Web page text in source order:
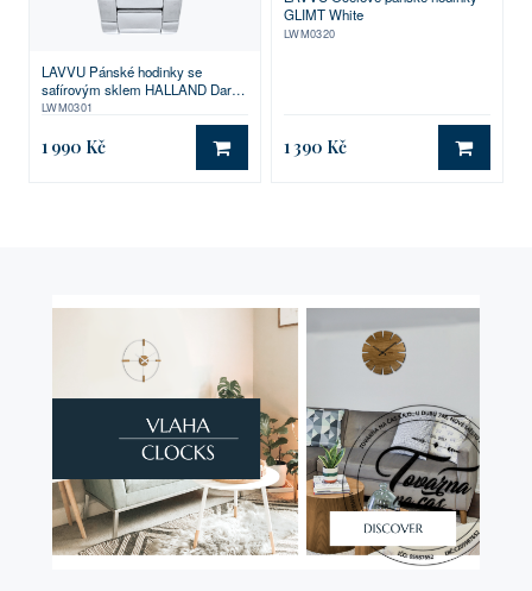
LAVVU Pánské hodinky se
safírovým sklem HALLAND Dark
Grey
LWM0301
1 990 Kč DO KOŠÍKU
GLIMT White
LWM0320
1 390 Kč DO